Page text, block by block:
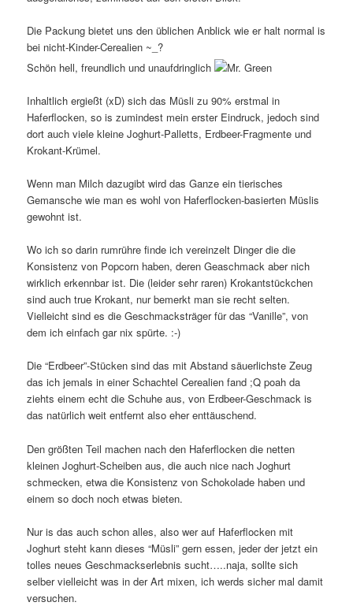
Die Packung bietet uns den üblichen Anblick wie er halt normal is
bei nicht-Kinder-Cerealien ~_?
Schön hell, freundlich und unaufdringlich
Inhaltlich ergießt (xD) sich das Müsli zu 90% erstmal in
Haferflocken, so is zumindest mein erster Eindruck, jedoch sind
dort auch viele kleine Joghurt-Palletts, Erdbeer-Fragmente und
Krokant-Krümel.
Wenn man Milch dazugibt wird das Ganze ein tierisches
Gemansche wie man es wohl von Haferflocken-basierten Müslis
gewohnt ist.
Wo ich so darin rumrühre finde ich vereinzelt Dinger die die
Konsistenz von Popcorn haben, deren Geaschmack aber nich
wirklich erkennbar ist. Die (leider sehr raren) Krokantstückchen
sind auch true Krokant, nur bemerkt man sie recht selten.
Vielleicht sind es die Geschmacksträger für das “Vanille”, von
dem ich einfach gar nix spürte. :-)
Die “Erdbeer”-Stücken sind das mit Abstand säuerlichste Zeug
das ich jemals in einer Schachtel Cerealien fand ;Q poah da
ziehts einem echt die Schuhe aus, von Erdbeer-Geschmack is
das natürlich weit entfernt also eher enttäuschend.
Den größten Teil machen nach den Haferflocken die netten
kleinen Joghurt-Scheiben aus, die auch nice nach Joghurt
schmecken, etwa die Konsistenz von Schokolade haben und
einem so doch noch etwas bieten.
Nur is das auch schon alles, also wer auf Haferflocken mit
Joghurt steht kann dieses “Müsli” gern essen, jeder der jetzt ein
tolles neues Geschmackserlebnis sucht…..naja, sollte sich
selber vielleicht was in der Art mixen, ich werds sicher mal damit
versuchen.